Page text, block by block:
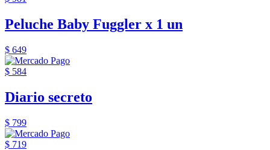
Peluche Baby Fuggler x 1 un
$ 649
$ 584
Diario secreto
$ 799
$ 719